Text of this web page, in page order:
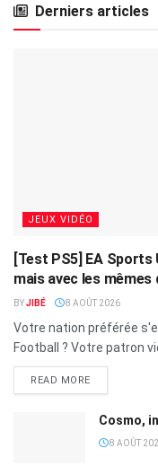
Derniers articles
JEUX VIDÉO
[Test PS5] EA Sports
mais avec les mêmes
BYJIBÉ 8 AOÛT 2026
Votre nation préférée
Football ? Votre patron
READ MORE
Cosmo,
8 AOÛT